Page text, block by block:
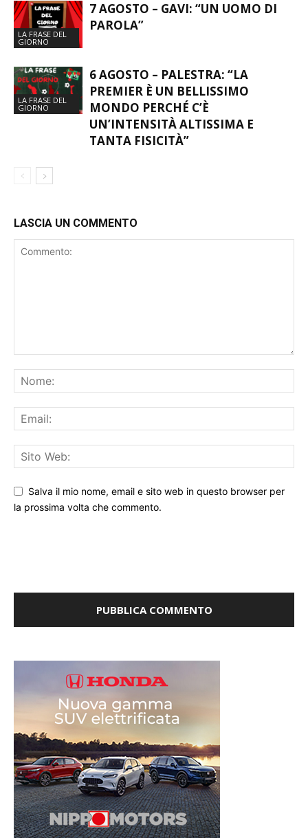
LA FRASE DEL
GIORNO
7 AGOSTO – GAVI: “UN UOMO DI
PAROLA”
LA FRASE DEL
GIORNO
6 AGOSTO – PALESTRA: “LA
PREMIER È UN BELLISSIMO
MONDO PERCHÉ C’È
UN’INTENSITÀ ALTISSIMA E
TANTA FISICITÀ”
LASCIA UN COMMENTO
Salva il mio nome, email e sito web in questo browser per
la prossima volta che commento.